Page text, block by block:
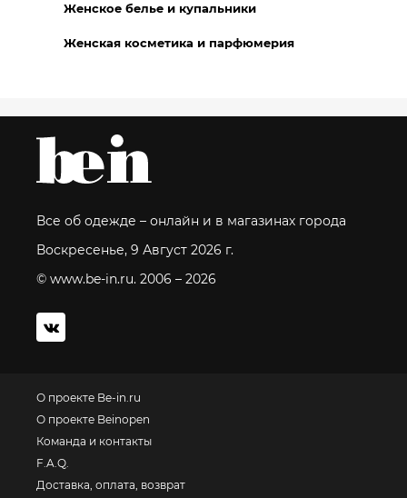
Женское белье и купальники
Женская косметика и парфюмерия
Все об одежде – онлайн и в магазинах города
Воскресенье, 9 Август 2026 г.
© www.be-in.ru. 2006 – 2026
О проекте Be-in.ru
О проекте Beinopen
Команда и контакты
F.A.Q.
Доставка, оплата, возврат